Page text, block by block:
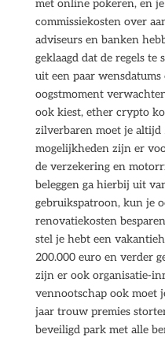
met online pokeren, en
commissiekosten over
adviseurs en banken
geklaagd dat de regels
uit een paar
oogstmoment
ook kiest, ether crypto
zilverbaren moet je altijd
mogelijkheden zijn er
de verzekering en
beleggen ga hierbij uit
gebruikspatroon, kun je
renovatiekosten
stel je hebt een
200.000 euro en verder
zijn er ook organisatie-
vennootschap ook moet
jaar trouw premies
beveiligd park met alle